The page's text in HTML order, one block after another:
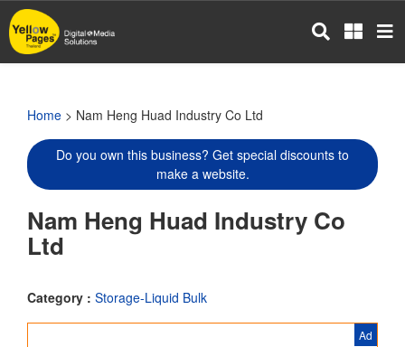
Skip
to
main
Home > Nam Heng Huad Industry Co Ltd
Do you own this business? Get special discounts to
make a website.
Nam Heng Huad Industry Co
Ltd
Category : Storage-Liquid Bulk
Ad